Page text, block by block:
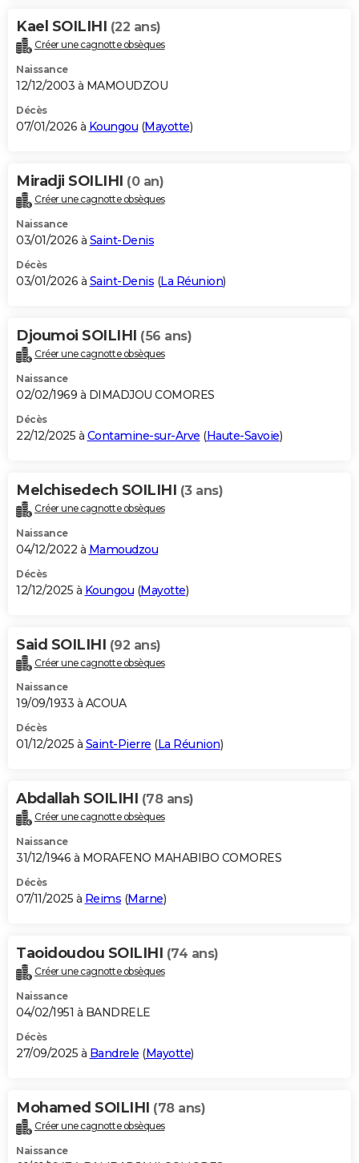
Kael SOILIHI (22 ans)
Créer une cagnotte obsèques
Naissance
12/12/2003 à MAMOUDZOU
Décès
07/01/2026 à Koungou (Mayotte)
Miradji SOILIHI (0 an)
Créer une cagnotte obsèques
Naissance
03/01/2026 à Saint-Denis
Décès
03/01/2026 à Saint-Denis (La Réunion)
Djoumoi SOILIHI (56 ans)
Créer une cagnotte obsèques
Naissance
02/02/1969 à DIMADJOU COMORES
Décès
22/12/2025 à Contamine-sur-Arve (Haute-Savoie)
Melchisedech SOILIHI (3 ans)
Créer une cagnotte obsèques
Naissance
04/12/2022 à Mamoudzou
Décès
12/12/2025 à Koungou (Mayotte)
Said SOILIHI (92 ans)
Créer une cagnotte obsèques
Naissance
19/09/1933 à ACOUA
Décès
01/12/2025 à Saint-Pierre (La Réunion)
Abdallah SOILIHI (78 ans)
Créer une cagnotte obsèques
Naissance
31/12/1946 à MORAFENO MAHABIBO COMORES
Décès
07/11/2025 à Reims (Marne)
Taoidoudou SOILIHI (74 ans)
Créer une cagnotte obsèques
Naissance
04/02/1951 à BANDRELE
Décès
27/09/2025 à Bandrele (Mayotte)
Mohamed SOILIHI (78 ans)
Créer une cagnotte obsèques
Naissance